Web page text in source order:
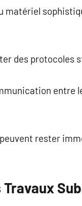
des protocoles
entre
rester